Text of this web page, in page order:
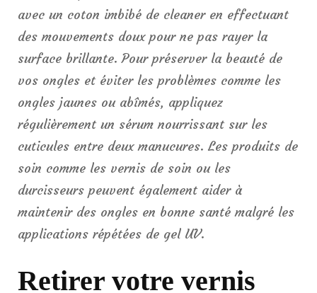
avec un coton imbibé de cleaner en effectuant
des mouvements doux pour ne pas rayer la
surface brillante. Pour préserver la beauté de
vos ongles et éviter les problèmes comme les
ongles jaunes ou abîmés, appliquez
régulièrement un sérum nourrissant sur les
cuticules entre deux manucures. Les produits de
soin comme les vernis de soin ou les
durcisseurs peuvent également aider à
maintenir des ongles en bonne santé malgré les
applications répétées de gel UV.
Retirer votre vernis